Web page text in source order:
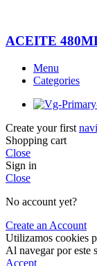
ACEITE
Menu
Categories
Create your first
Shopping cart
Close
Sign in
Close
No account yet?
Create an Account
Utilizamos cookies
Al navegar por este
Accept